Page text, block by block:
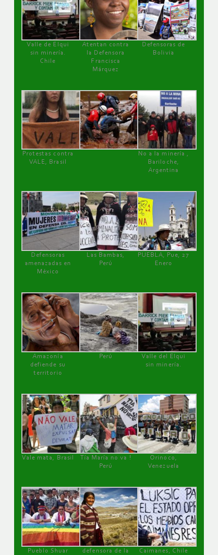
Valle de Elqui
sin minería.
Chile
Atentan contra
la Defensora
Francisca
Márquez
Defensoras de
Bolivia
Protestas contra
VALE, Brasil
No a la minería ,
Bariloche,
Argentina
Defensoras
amenazadas en
México
Las Bambas,
Perú
PUEBLA, Pue, 27
Enero
Amazonía
defiende su
territorio
Perú
Valle del Elqui
sin minería.
Vale mata, Brasil
Tía María no va !
Perú
Orinoco,
Venezuela
Pueblo Shuar defensora de la Caimanes, Chile